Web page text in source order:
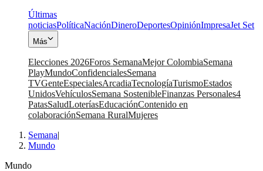
Últimas
noticiasPolíticaNaciónDineroDeportesOpiniónImpresaJet Set
Más
Elecciones 2026Foros SemanaMejor ColombiaSemana
PlayMundoConfidencialesSemana
TVGenteEspecialesArcadiaTecnologíaTurismoEstados
UnidosVehículosSemana SostenibleFinanzas Personales4
PatasSaludLoteríasEducaciónContenido en
colaboraciónSemana RuralMujeres
Semana|
Mundo
Mundo